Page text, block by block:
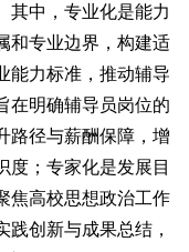
其中，专业化是能力
和专业边界，构建适
能力标准，推动辅导
在明确辅导员岗位的
路径与薪酬保障，增
度；专家化是发展目
焦高校思想政治工作
创新与成果总结，